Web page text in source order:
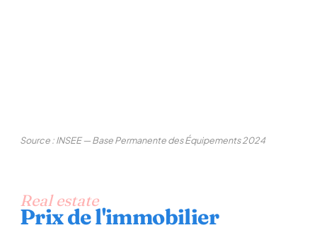
Source : INSEE — Base Permanente des Équipements 2024
Real estate
Prix de l'immobilier